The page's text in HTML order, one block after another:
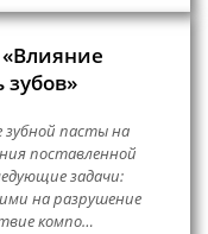
«Влияние
зубов»
зубной пасты на
поставленной
задачи:
на разрушение
компо…